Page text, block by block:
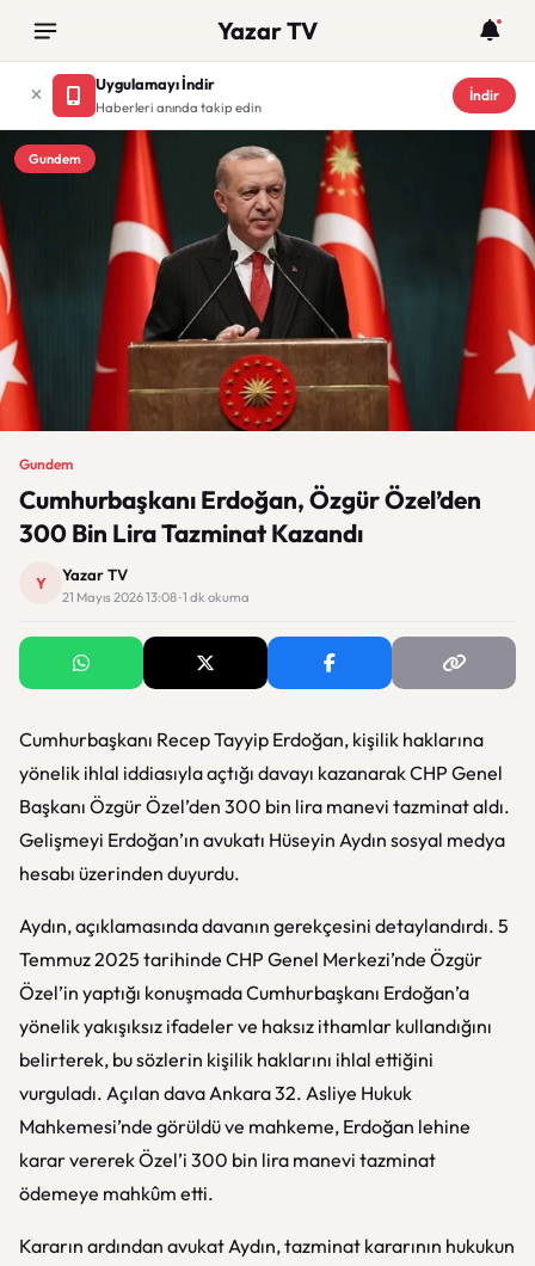
Yazar TV
Uygulamayı İndir
Haberleri anında takip edin
İndir
Gundem
Gundem
Cumhurbaşkanı Erdoğan, Özgür Özel’den
300 Bin Lira Tazminat Kazandı
Y Yazar TV
21 Mayıs 2026 13:08 · 1 dk okuma
Cumhurbaşkanı Recep Tayyip Erdoğan, kişilik haklarına
yönelik ihlal iddiasıyla açtığı davayı kazanarak CHP Genel
Başkanı Özgür Özel’den 300 bin lira manevi tazminat aldı.
Gelişmeyi Erdoğan’ın avukatı Hüseyin Aydın sosyal medya
hesabı üzerinden duyurdu.
Aydın, açıklamasında davanın gerekçesini detaylandırdı. 5
Temmuz 2025 tarihinde CHP Genel Merkezi’nde Özgür
Özel’in yaptığı konuşmada Cumhurbaşkanı Erdoğan’a
yönelik yakışıksız ifadeler ve haksız ithamlar kullandığını
belirterek, bu sözlerin kişilik haklarını ihlal ettiğini
vurguladı. Açılan dava Ankara 32. Asliye Hukuk
Mahkemesi’nde görüldü ve mahkeme, Erdoğan lehine
karar vererek Özel’i 300 bin lira manevi tazminat
ödemeye mahkûm etti.
Kararın ardından avukat Aydın, tazminat kararının hukukun